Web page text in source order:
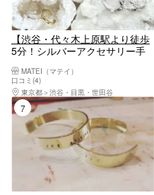
【渋谷・代々木上原駅より徒歩
5分！シルバーアクセサリー手
を。～イヤーカフ体験～
MATEI（マテイ）
口コミ(4)
東京都
渋谷・目黒・世田谷
7位